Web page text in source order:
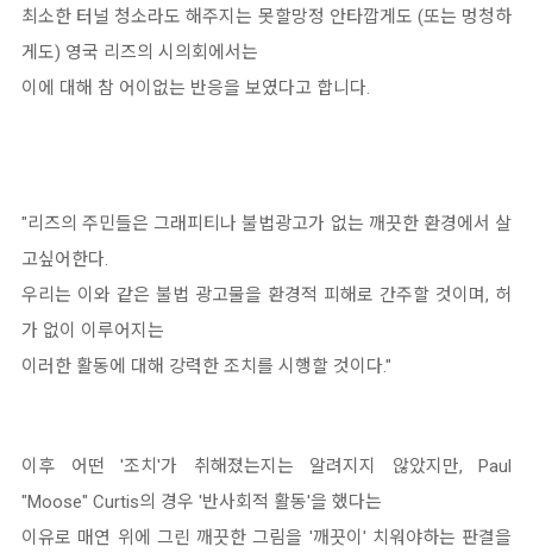
최소한 터널 청소라도 해주지는 못할망정 안타깝게도 (또는 멍청하
게도) 영국 리즈의 시의회에서는
이에 대해 참 어이없는 반응을 보였다고 합니다.
"리즈의 주민들은 그래피티나 불법광고가 없는 깨끗한 환경에서 살
고싶어한다.
우리는 이와 같은 불법 광고물을 환경적 피해로 간주할 것이며, 허
가 없이 이루어지는
이러한 활동에 대해 강력한 조치를 시행할 것이다."
이후 어떤 '조치'가 취해졌는지는 알려지지 않았지만, Paul
"Moose" Curtis의 경우 '반사회적 활동'을 했다는
이유로 매연 위에 그린 깨끗한 그림을 '깨끗이' 치워야하는 판결을